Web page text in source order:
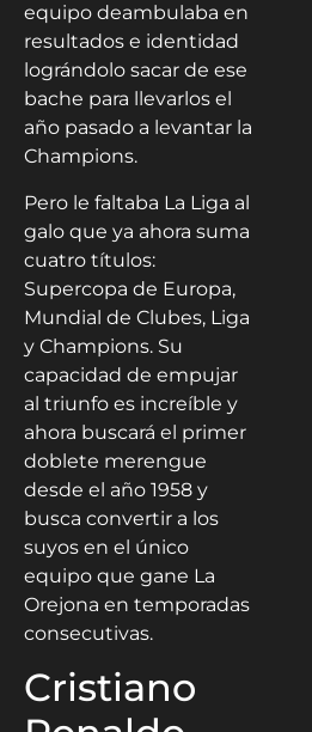
equipo deambulaba en
resultados e identidad
lográndolo sacar de ese
bache para llevarlos el
año pasado a levantar la
Champions.
Pero le faltaba La Liga al
galo que ya ahora suma
cuatro títulos:
Supercopa de Europa,
Mundial de Clubes, Liga
y Champions. Su
capacidad de empujar
al triunfo es increíble y
ahora buscará el primer
doblete merengue
desde el año 1958 y
busca convertir a los
suyos en el único
equipo que gane La
Orejona en temporadas
consecutivas.
Cristiano